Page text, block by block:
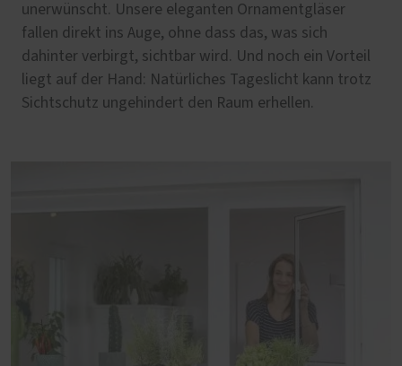
unerwünscht. Unsere eleganten Ornamentgläser
fallen direkt ins Auge, ohne dass das, was sich
dahinter verbirgt, sichtbar wird. Und noch ein Vorteil
liegt auf der Hand: Natürliches Tageslicht kann trotz
Sichtschutz ungehindert den Raum erhellen.